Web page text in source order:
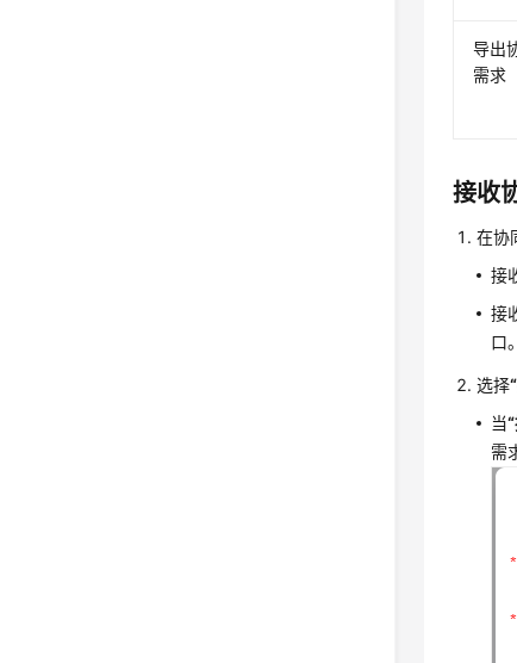
导出
需求
接收
在协
接
接
口。
选择
当
需